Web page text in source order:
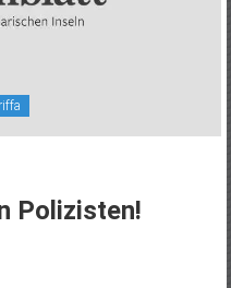
Polizisten!